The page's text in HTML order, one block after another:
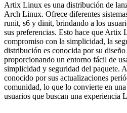
Artix Linux es una distribución de
Arch Linux. Ofrece diferentes
runit, s6 y dinit, brindando a los
sus preferencias. Esto hace que Artix
compromiso con la simplicidad, la
distribución es conocida por su
proporcionando un entorno fácil de
simplicidad y seguridad del paquete.
conocido por sus actualizaciones
comunidad, lo que lo convierte en
usuarios que buscan una experiencia